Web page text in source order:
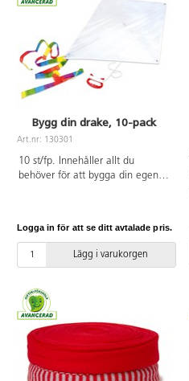
saxställ med 12 saxar,
stansformar 4 st, träpinnar 500 st,
trähjärtan 100 st, självhäftande
ögon på rulle, piprensare 80 st,
paljettmix 250 g, velourfigurer
pärlplattor 15 st, plastaskar 6 st
och pennfack 2 st.
Bygg din drake, 10-pack
Art.nr: 130301
10 st/fp. Innehåller allt du
behöver för att bygga din egen
egendesignade drake stiga mot
skyn. Mått på draken 74x58 cm.
Innehåller drakkroppar,
(30 m), draksvans i regnbågens
färger samt instruktioner. PVC-fri.
Logga in för att se ditt avtalade pris.
Lägg i varukorgen